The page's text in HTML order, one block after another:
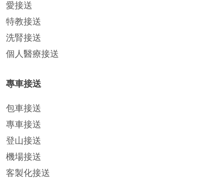
愛接送
特教接送
洗腎接送
個人醫療接送
專車接送
包車接送
專車接送
登山接送
機場接送
客製化接送